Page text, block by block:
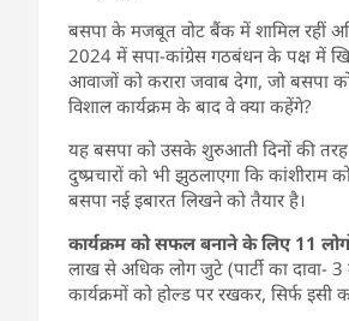
बसपा के मजबूत वोट बैंक में शामिल रहीं
2024 में सपा-कांग्रेस गठबंधन के पक्ष में
आवाजों को करारा जवाब देगा, जो बसपा
विशाल कार्यक्रम के बाद वे क्या कहेंगे?
यह बसपा को उसके शुरुआती दिनों की तरह
दुष्प्रचारों को भी झुठलाएगा कि
बसपा नई इबारत लिखने को तैयार है।
कार्यक्रम को सफल बनाने के लिए 11
लाख से अधिक लोग जुटे (पार्टी का दावा-
कार्यक्रमों को होल्ड पर रखकर, सिर्फ इसी